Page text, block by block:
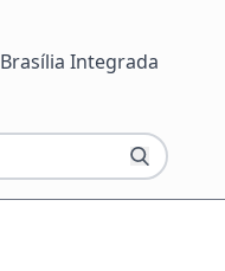
Brasília Integrada